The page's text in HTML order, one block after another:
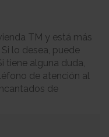
TM y está más
lo desea, puede
tiene alguna duda,
de atención al
de